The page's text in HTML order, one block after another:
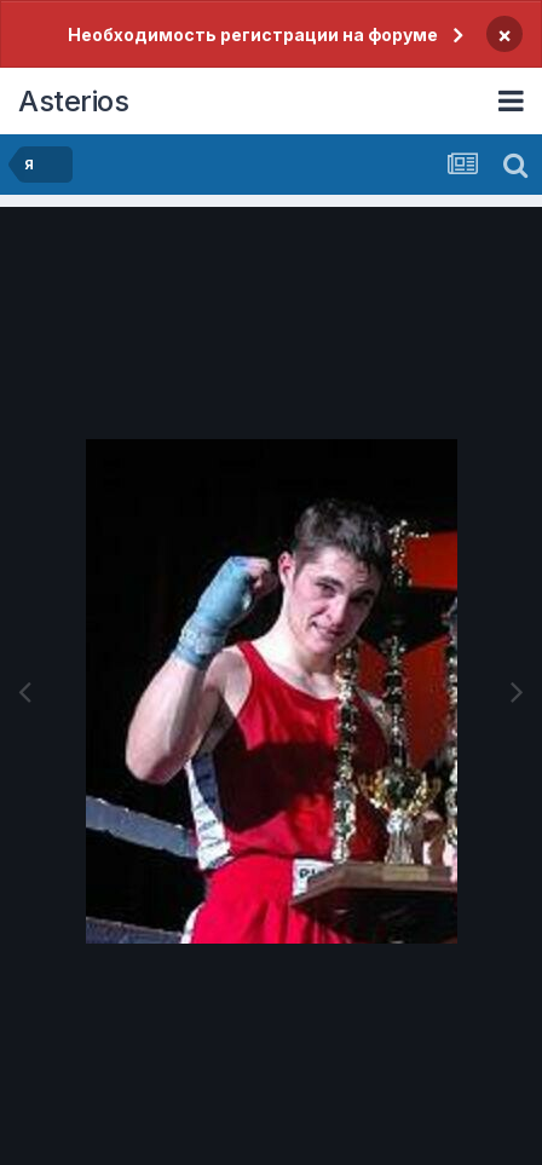
Необходимость регистрации на форуме ×
Asterios
Я